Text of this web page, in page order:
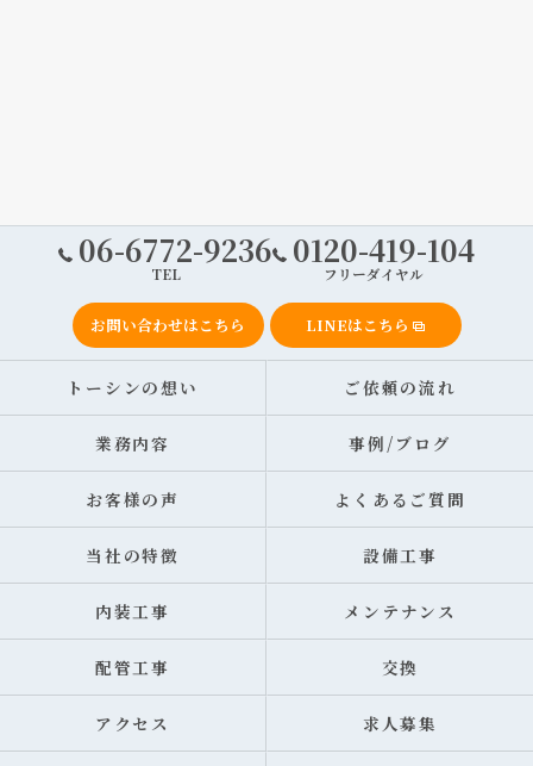
06-6772-9236
TEL
0120-419-104
フリーダイヤル
お問い合わせはこちら LINEはこちら
トーシンの想い ご依頼の流れ
業務内容 事例/ブログ
お客様の声 よくあるご質問
当社の特徴 設備工事
内装工事 メンテナンス
配管工事 交換
アクセス 求人募集